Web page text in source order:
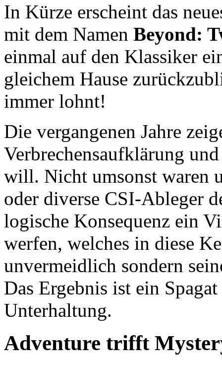
In Kürze erscheint das
mit dem Namen Beyond:
einmal auf den Klassiker
gleichem Hause
immer lohnt!
Die vergangenen Jahre
Verbrechensaufklärung
will. Nicht umsonst waren
oder diverse CSI-Ableger
logische Konsequenz ein
werfen, welches in diese
unvermeidlich sondern
Das Ergebnis ist ein
Unterhaltung.
Adventure trifft